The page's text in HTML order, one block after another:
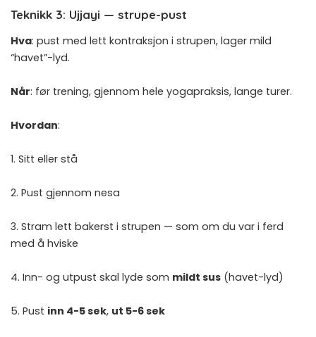
Teknikk 3: Ujjayi — strupe-pust
Hva: pust med lett kontraksjon i strupen, lager mild
“havet”-lyd.
Når: før trening, gjennom hele yogapraksis, lange turer.
Hvordan:
1. Sitt eller stå
2. Pust gjennom nesa
3. Stram lett bakerst i strupen — som om du var i ferd
med å hviske
4. Inn- og utpust skal lyde som mildt sus (havet-lyd)
5. Pust inn 4-5 sek, ut 5-6 sek